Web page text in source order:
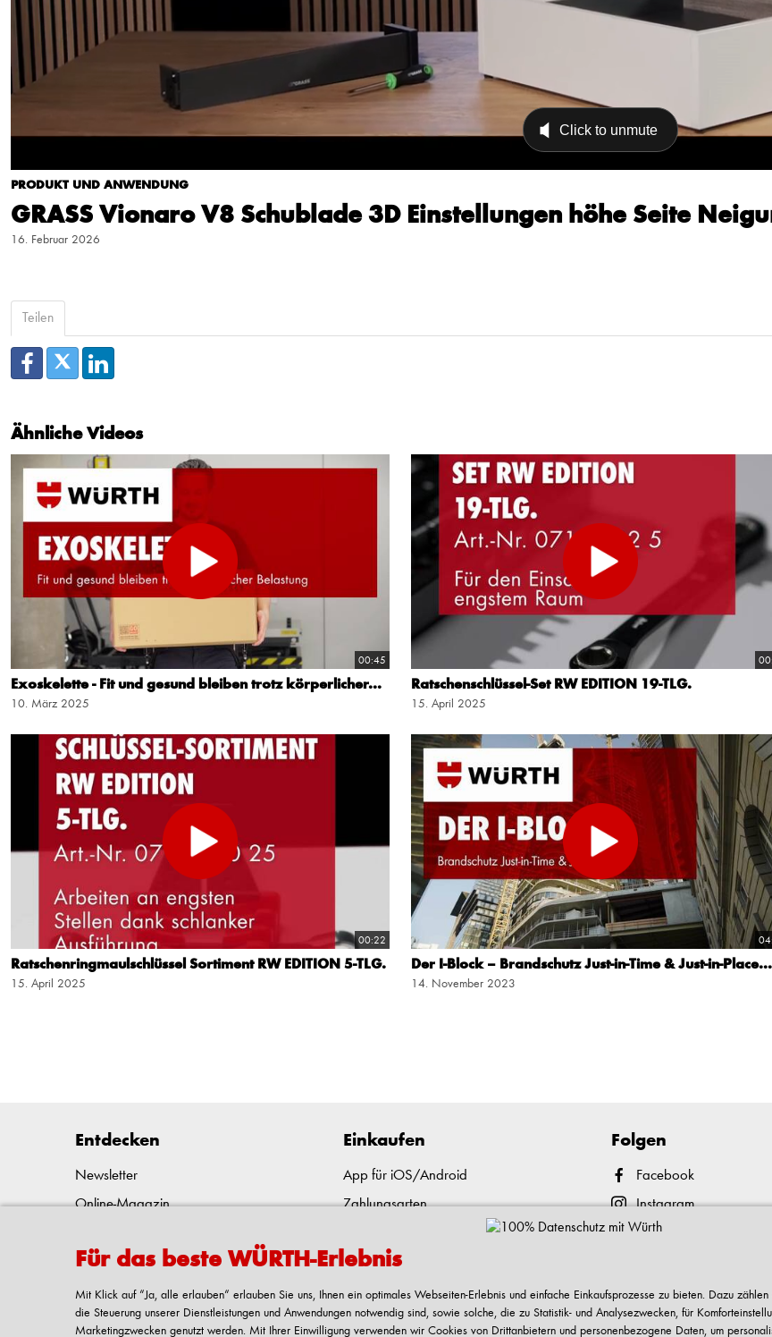
PRODUKT UND ANWENDUNG
GRASS Vionaro V8 Schublade 3D Einstellungen höhe Seite
16. Februar 2026
Teilen
Ähnliche Videos
00:45
Exoskelette - Fit und gesund bleiben trotz körperlicher...
10. März 2025
Ratschenschlüssel-Set RW EDITION 19-TLG.
15. April 2025
00:22
Ratschenringmaulschlüssel Sortiment RW EDITION 5-TLG.
15. April 2025
Der I-Block – Brandschutz Just-in-Time & Just-in-Place...
14. November 2023
Entdecken
Newsletter
Online-Magazin
Presseportal
Kulturelles und soziales Engagement
Reinhold Würth
Einkaufen
App für iOS/Android
Zahlungsarten
E-Procurement
Rückgabe und Reklamation
FAQ/Hilfe-Center
Folgen
Facebook
Instagram
YouTube
LinkedIn
Xing
Für das beste WÜRTH-Erlebnis
Mit Klick auf “Ja, alle erlauben“ erlauben Sie uns, Ihnen ein optimales Webseiten-Erlebnis und einfache Einkaufsprozesse zu bieten. Dazu
die Steuerung unserer Dienstleistungen und Anwendungen notwendig sind, sowie solche, die zu Statistik- und Analysezwecken, für
Marketingzwecken genutzt werden. Mit Ihrer Einwilligung verwenden wir Cookies von Drittanbietern und personenbezogene Daten, um